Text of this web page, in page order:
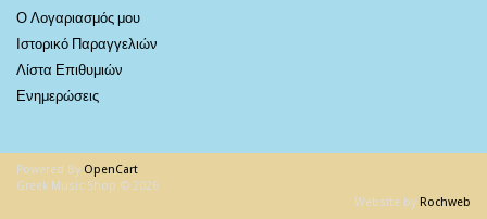
Ο Λογαριασμός μου
Ιστορικό Παραγγελιών
Λίστα Επιθυμιών
Ενημερώσεις
Powered By OpenCart
Greek Music Shop © 2026
Website by Rochweb